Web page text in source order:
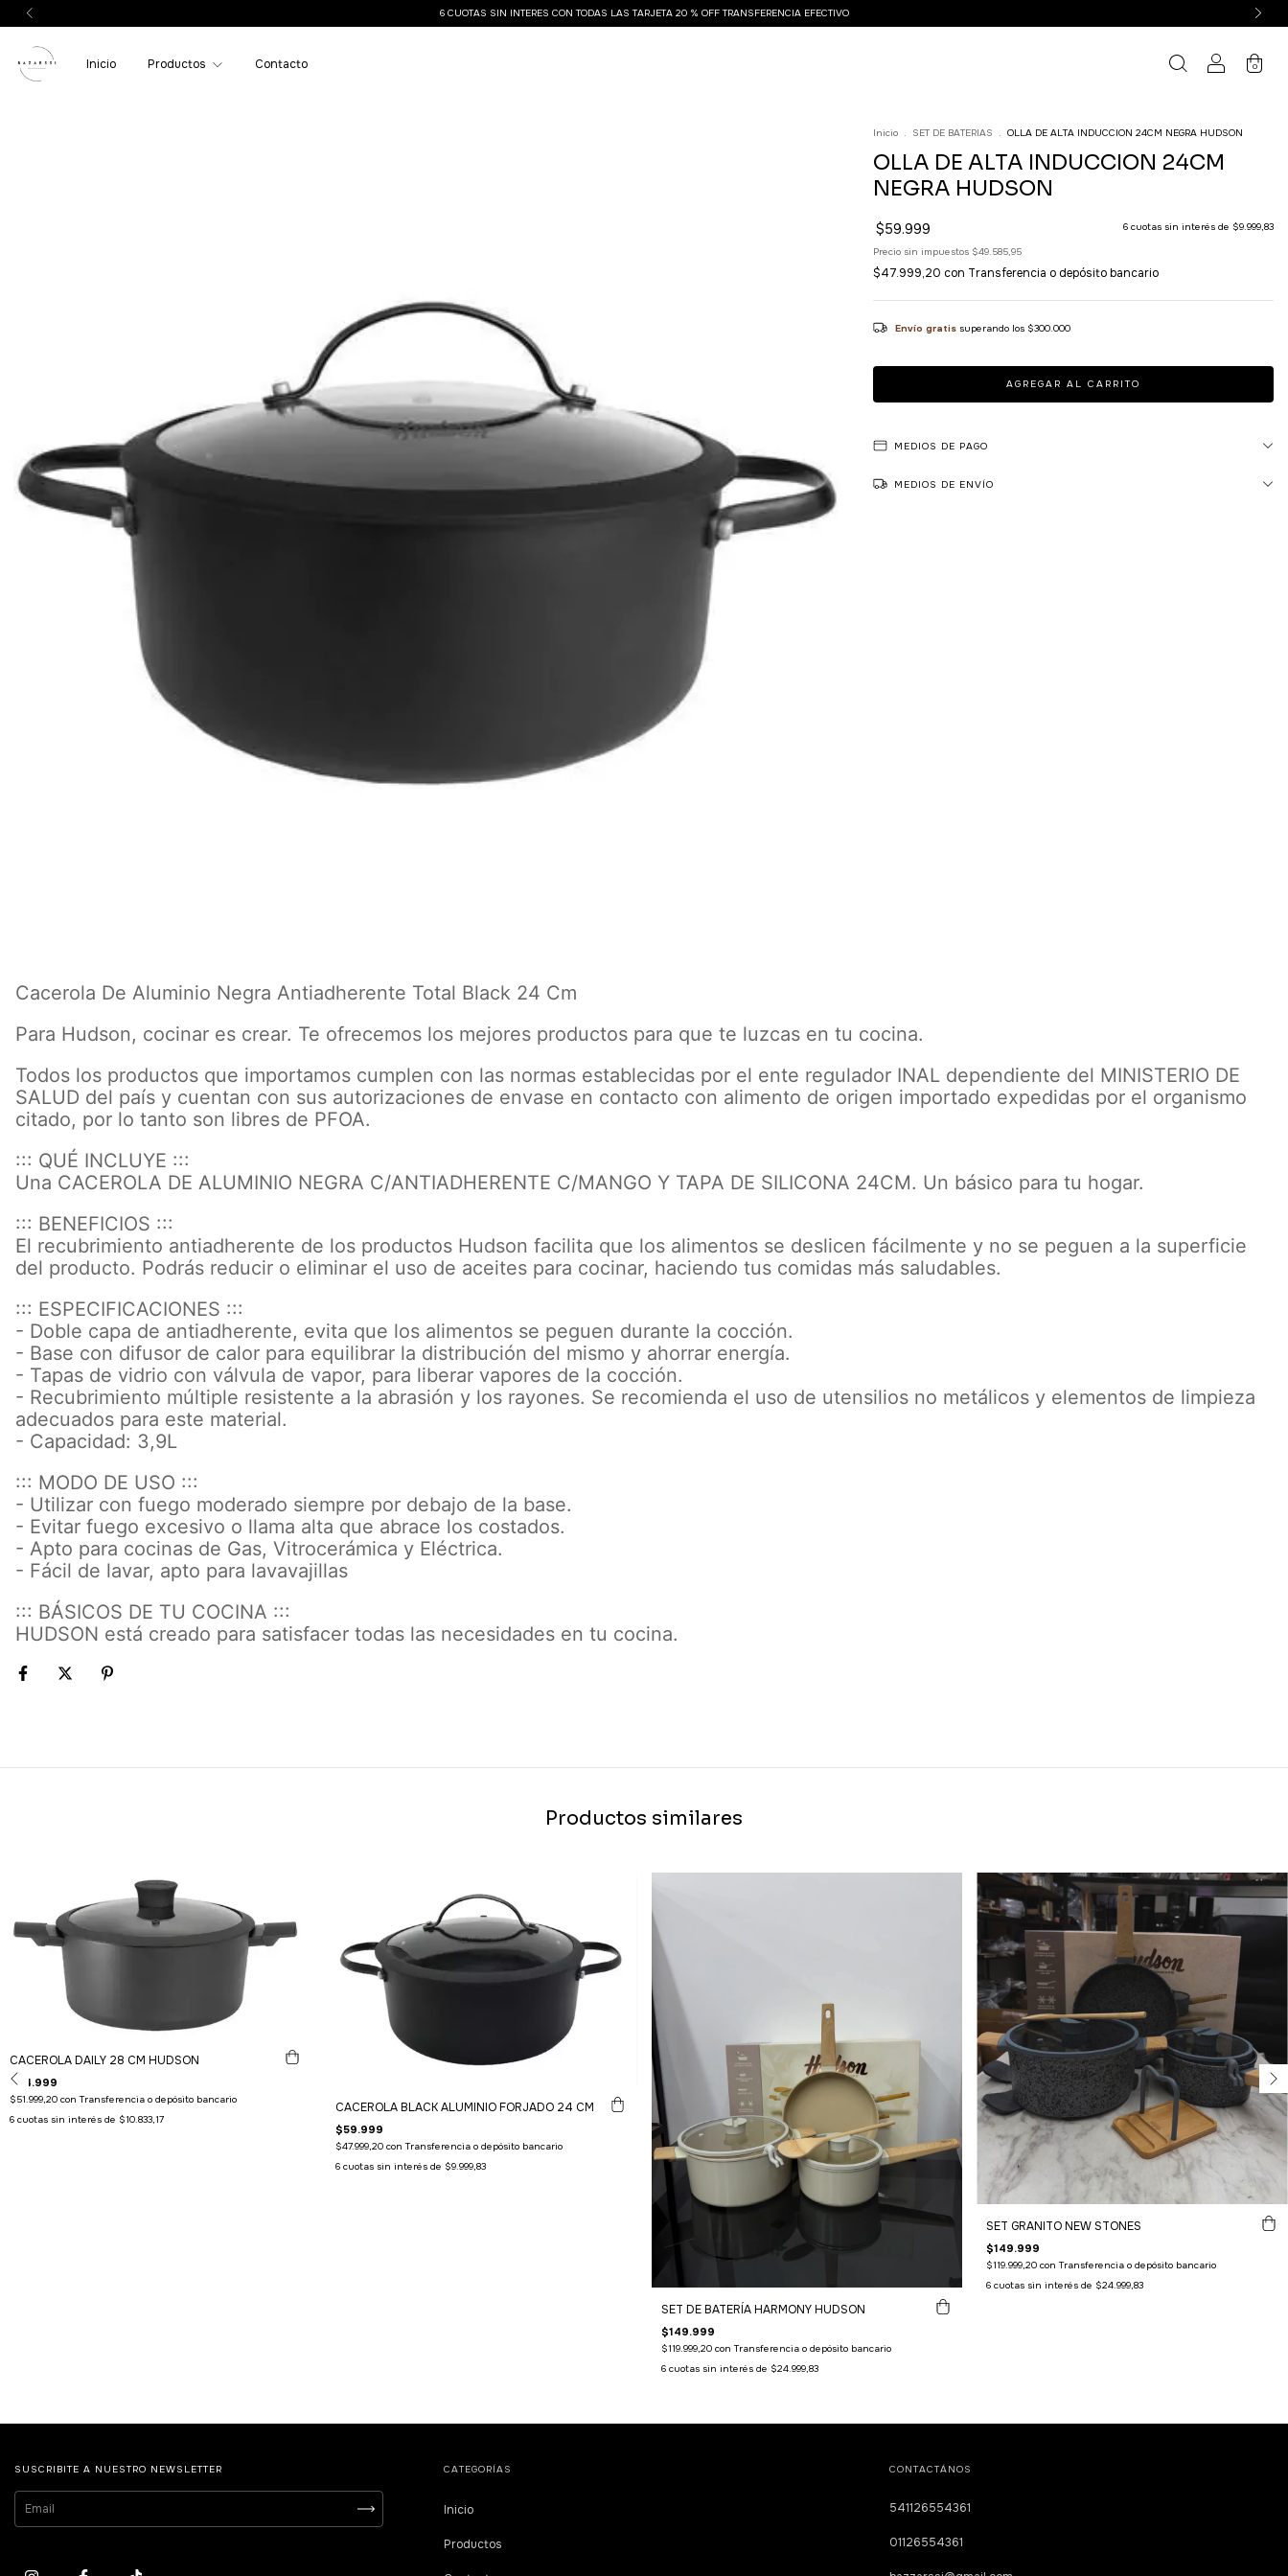
6 CUOTAS SIN INTERES CON TODAS LAS TARJETA 20 % OFF TRANSFERENCIA EFECTIVO
Inicio Productos Contacto 0
Inicio . SET DE BATERIAS . OLLA DE ALTA INDUCCION 24CM NEGRA HUDSON
OLLA DE ALTA INDUCCION 24CM
NEGRA HUDSON
$59.999 6 cuotas sin interés de $9.999,83
Precio sin impuestos $49.585,95
$47.999,20 con Transferencia o depósito bancario
Envío gratis superando los $300.000
MEDIOS DE PAGO
MEDIOS DE ENVÍO
Cacerola De Aluminio Negra Antiadherente Total Black 24 Cm
Para Hudson, cocinar es crear. Te ofrecemos los mejores productos para que te luzcas en tu cocina.
Todos los productos que importamos cumplen con las normas establecidas por el ente regulador INAL dependiente del MINISTERIO DE
SALUD del país y cuentan con sus autorizaciones de envase en contacto con alimento de origen importado expedidas por el organismo
citado, por lo tanto son libres de PFOA.
::: QUÉ INCLUYE :::
Una CACEROLA DE ALUMINIO NEGRA C/ANTIADHERENTE C/MANGO Y TAPA DE SILICONA 24CM. Un básico para tu hogar.
::: BENEFICIOS :::
El recubrimiento antiadherente de los productos Hudson facilita que los alimentos se deslicen fácilmente y no se peguen a la superficie
del producto. Podrás reducir o eliminar el uso de aceites para cocinar, haciendo tus comidas más saludables.
::: ESPECIFICACIONES :::
- Doble capa de antiadherente, evita que los alimentos se peguen durante la cocción.
- Base con difusor de calor para equilibrar la distribución del mismo y ahorrar energía.
- Tapas de vidrio con válvula de vapor, para liberar vapores de la cocción.
- Recubrimiento múltiple resistente a la abrasión y los rayones. Se recomienda el uso de utensilios no metálicos y elementos de limpieza
adecuados para este material.
- Capacidad: 3,9L
::: MODO DE USO :::
- Utilizar con fuego moderado siempre por debajo de la base.
- Evitar fuego excesivo o llama alta que abrace los costados.
- Apto para cocinas de Gas, Vitrocerámica y Eléctrica.
- Fácil de lavar, apto para lavavajillas
::: BÁSICOS DE TU COCINA :::
HUDSON está creado para satisfacer todas las necesidades en tu cocina.
Productos similares
CACEROLA DAILY 28 CM HUDSON
$64.999
$51.999,20 con Transferencia o depósito bancario
6 cuotas sin interés de $10.833,17
CACEROLA BLACK ALUMINIO FORJADO 24 CM
$59.999
$47.999,20 con Transferencia o depósito bancario
6 cuotas sin interés de $9.999,83
SET DE BATERÍA HARMONY HUDSON
$149.999
$119.999,20 con Transferencia o depósito bancario
6 cuotas sin interés de $24.999,83
SET GRANITO NEW STONES
$149.999
$119.999,20con Transferencia o depósito bancario
6 cuotas sin interés de $24.999,83
SUSCRIBITE A NUESTRO NEWSLETTER CATEGORÍAS
Inicio
Productos
CONTACTÁNOS
541126554361
01126554361